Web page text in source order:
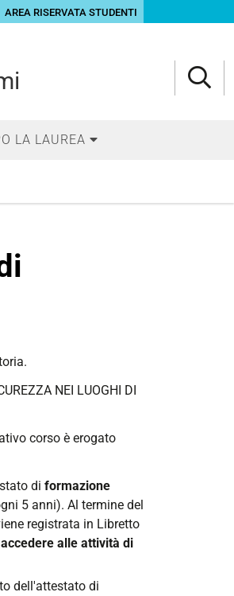
AREA RISERVATA STUDENTI
LA LAUREA
NEI LUOGHI DI
corso è erogato
di formazione
5 anni). Al termine del
registrata in Libretto
alle attività di
dell'attestato di